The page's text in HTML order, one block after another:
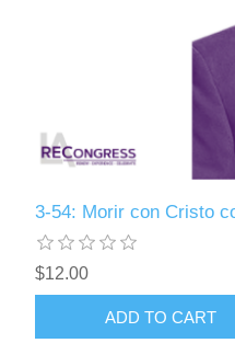
3-54: Morir con Cristo
$12.00
ADD TO CART